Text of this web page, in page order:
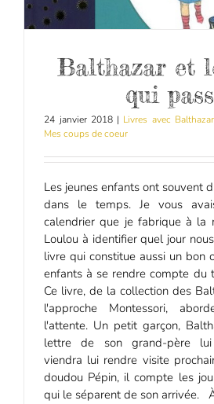
Balthazar et
qui
24 janvier 2018 | Livres avec Balthazar
Mes coups de coeur
Les jeunes enfants ont souvent
dans le temps. Je vous
calendrier que je fabrique à la
Loulou à identifier quel jour
livre qui constitue aussi un bon
enfants à se rendre compte du
Ce livre, de la collection des
l'approche Montessori,
l'attente. Un petit garçon,
lettre de son grand-père
viendra lui rendre visite
doudou Pépin, il compte les
qui le séparent de son arrivée.